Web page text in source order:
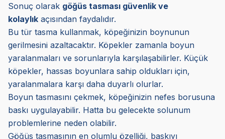
Sonuç olarak göğüs tasması güvenlik ve
kolaylık açısından faydalıdır.
Bu tür tasma kullanmak, köpeğinizin boynunun
gerilmesini azaltacaktır. Köpekler zamanla boyun
yaralanmaları ve sorunlarıyla karşılaşabilirler. Küçük
köpekler, hassas boyunlara sahip oldukları için,
yaralanmalara karşı daha duyarlı olurlar.
Boyun tasmasını çekmek, köpeğinizin nefes borusuna
baskı uygulayabilir. Hatta bu gelecekte solunum
problemlerine neden olabilir.
Göğüs tasmasının en olumlu özelliği, baskıyı